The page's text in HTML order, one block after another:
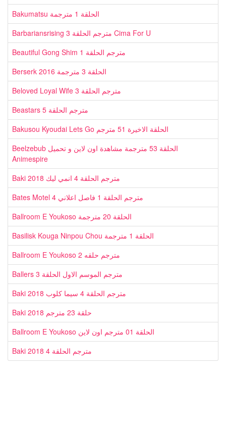
Bakumatsu الحلقة 1 مترجمة
Barbariansrising مترجم الحلقة 3 Cima For U
Beautiful Gong Shim مترجم الحلقة 1
Berserk 2016 الحلقة 3 مترجمة
Beloved Loyal Wife مترجم الحلقة 3
Beastars مترجم الحلقة 5
Bakusou Kyoudai Lets Go الحلقة الاخيرة 51 مترجم
Beelzebub الحلقة 53 مترجمة مشاهدة اون لاين و تحميل
Animespire
Baki 2018 مترجم الحلقة 4 انمي ليك
Bates Motel 4 مترجم الحلقة 1 فاصل اعلاني
Ballroom E Youkoso الحلقة 20 مترجمة
Basilisk Kouga Ninpou Chou الحلقة 1 مترجمة
Ballroom E Youkoso مترجم حلقه 2
Ballers مترجم الموسم الاول الحلقة 3
Baki 2018 مترجم الحلقة 4 سيما كلوب
Baki 2018 حلقة 23 مترجم
Ballroom E Youkoso الحلقة 01 مترجم اون لاين
Baki 2018 مترجم الحلقة 4